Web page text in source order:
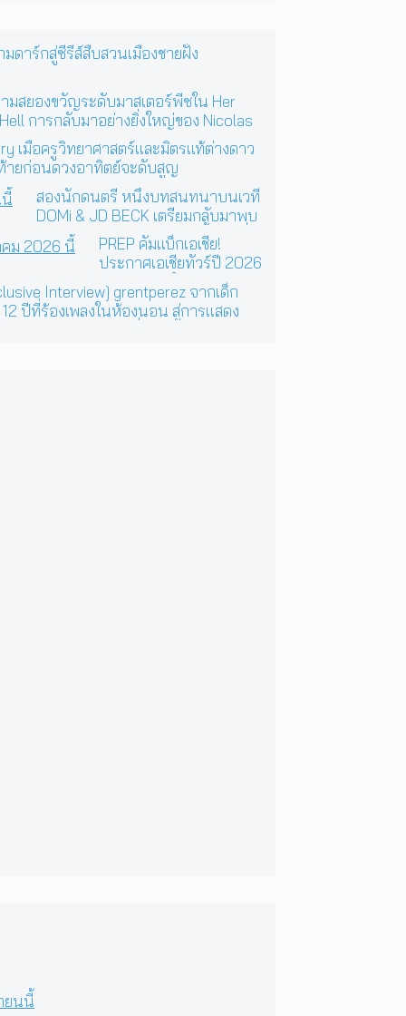
ดาร์กสู่ซีรีส์สืบสวนเมืองชายฝั่ง
มสยองขวัญระดับมาสเตอร์พีซใน Her
การกลับมาอย่างยิ่งใหญ่ของ Nicolas
Refnเมื่อครูวิทยาศาสตร์และมิตรแท้ต่างดาว
ายก่อนดวงอาทิตย์จะดับสูญ
สองนักดนตรี หนึ่งบทสนทนาบนเวที
DOMi & JD BECK เตรียมกลับมาพบ
แฟนเพลงในกรุงเทพฯ อีกครั้ง วันที่
24 พฤศจิกายนนี้PREP คัมแบ็กเอเชีย!
ประกาศเอเชียทัวร์ปี 2026
ต้อนรับ EP ใหม่ ‘One Day
In The Sun’ พร้อมโชว์สุด
พิเศษในกรุงเทพ 17
Interview] grentperez จากเด็ก
12 ปีที่ร้องเพลงในห้องนอน สู่การแสดง
ยนนี้